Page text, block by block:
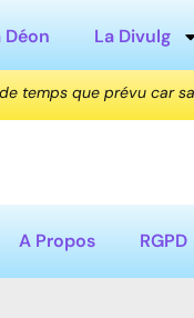
Déon La Divulg
temps que prévu car
A Propos RGPD